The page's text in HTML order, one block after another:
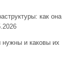
как она
нужны и каковы их